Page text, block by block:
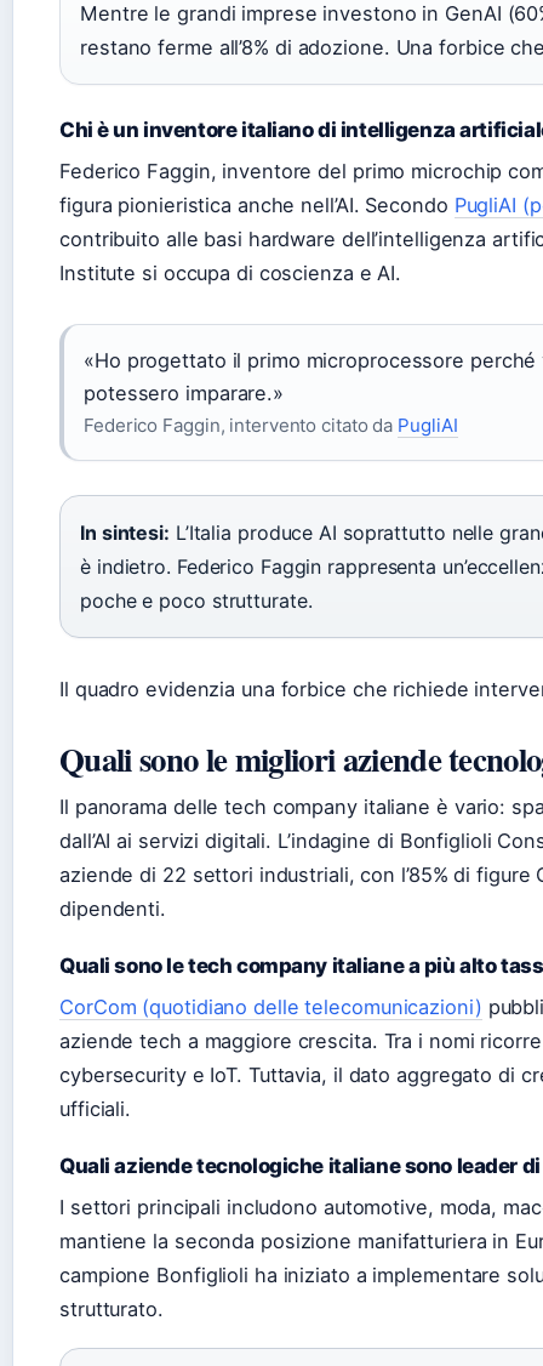
Mentre le grandi imprese investono in GenAI
restano ferme all’8% di adozione. Una forbice
Chi è un inventore italiano di intelligenza
Federico Faggin, inventore del primo microchip
figura pionieristica anche nell’AI. Secondo PugliAI
contribuito alle basi hardware dell’intelligenza
Institute si occupa di coscienza e AI.
«Ho progettato il primo microprocessore
potessero imparare.»
Federico Faggin, intervento citato da PugliAI
In sintesi: L’Italia produce AI soprattutto nelle
è indietro. Federico Faggin rappresenta
poche e poco strutturate.
Il quadro evidenzia una forbice che richiede
Quali sono le migliori aziende
Il panorama delle tech company italiane è vario:
dall’AI ai servizi digitali. L’indagine di Bonfiglioli
aziende di 22 settori industriali, con l’85% di figure
dipendenti.
Quali sono le tech company italiane a più alto
CorCom (quotidiano delle telecomunicazioni)
aziende tech a maggiore crescita. Tra i nomi
cybersecurity e IoT. Tuttavia, il dato aggregato di
ufficiali.
Quali aziende tecnologiche italiane sono leader
I settori principali includono automotive, moda,
mantiene la seconda posizione manifatturiera in
campione Bonfiglioli ha iniziato a implementare
strutturato.